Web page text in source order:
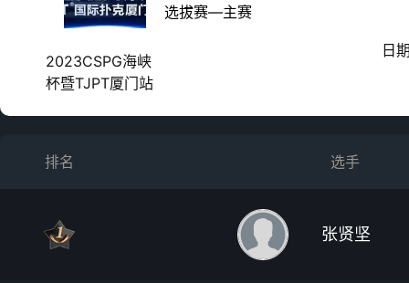
2023CSPG海峡
杯暨TJPT厦门站
选拔赛—主赛
日
排名 选手
张贤坚